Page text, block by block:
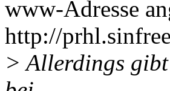
www-Adresse
http://
> Allerdings